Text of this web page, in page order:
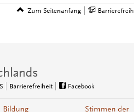
Zum Seitenanfang
Barrierefreiheit Facebook
Bildung Stimmen der